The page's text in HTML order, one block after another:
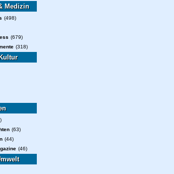
Medizin
(498)
(679)
(318)
(63)
(44)
(46)